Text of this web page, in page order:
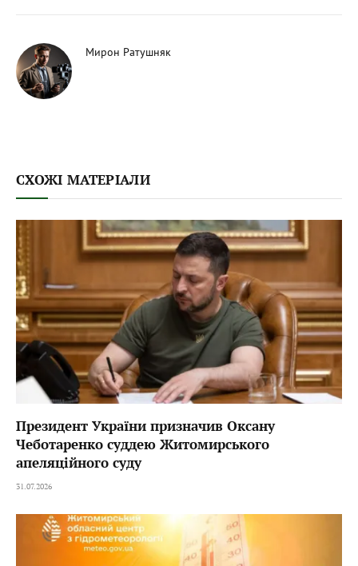
Мирон Ратушняк
СХОЖІ МАТЕРІАЛИ
Президент України призначив Оксану
Чеботаренко суддею Житомирського
апеляційного суду
31.07.2026